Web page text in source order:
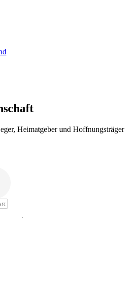
Heimatgeber und Hoffnungsträger